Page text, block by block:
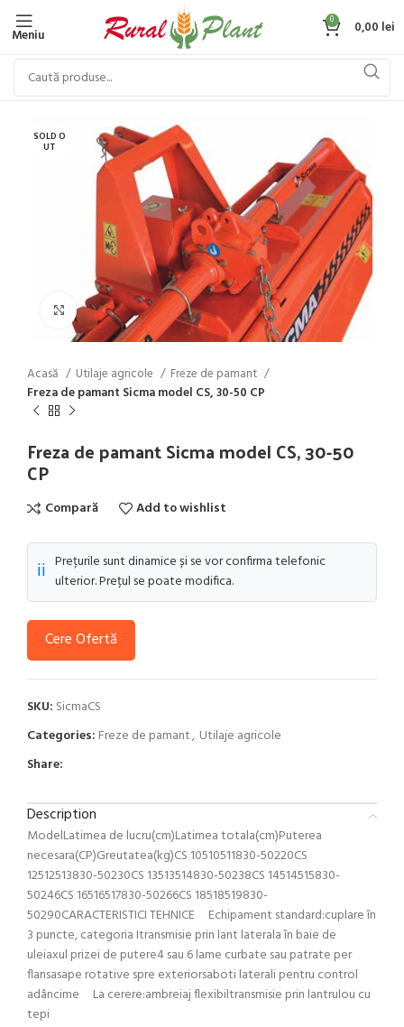
Meniu
0 0,00 lei
SOLD O
UT
Click to enlarge
Acasă Utilaje agricole
Freze de pamant
Freza de pamant Sicma model CS, 30-50 CP
Freza de pamant Sicma model CS, 30-50
CP
Compară Add to wishlist
ℹ️ Prețurile sunt dinamice și se vor confirma telefonic
ulterior. Prețul se poate modifica.
Cere Ofertă
SKU: SicmaCS
Categories: Freze de pamant, Utilaje agricole
Share:
Description
ModelLatimea de lucru(cm)Latimea totala(cm)Puterea
necesara(CP)Greutatea(kg)CS 10510511830-50220CS
12512513830-50230CS 13513514830-50238CS 14514515830-
50246CS 16516517830-50266CS 18518519830-
50290CARACTERISTICI TEHNICE Echipament standard:cuplare în
3 puncte, categoria Itransmisie prin lant laterala în baie de
uleiaxul prizei de putere4 sau 6 lame curbate sau patrate per
flansasape rotative spre exteriorsaboti laterali pentru control
adâncime La cerere:ambreiaj flexibiltransmisie prin lantrulou cu
tepi